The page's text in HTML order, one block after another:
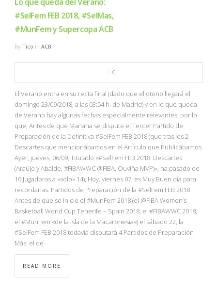
#SelFem FEB 2018, #SelMas,
#MunFem y Supercopa ACB
By Tico in ACB
0
El Verano entra en su recta final (dado que el otoño llegará el
domingo 23/09/2018, a las 03:54 h. de Madrid) y en lo que queda
de Verano hay algunas fechas especialmente relevantes, por lo
que, Antes de que Mañana se dispute el Tercer Partido de
Preparación de la Definitiva #SelFem FEB 2018 (que tras los 2
Descartes que mencionábamos en el Artículo que Publicábamos
Ayer, jueves, 06/09, Titulado «#SelFem FEB 2018: Descartes
(Araújo y Abalde, #FIBAWWC @FIBA, Ouviña MVP)«, ha pasado de
16 Jugadoras a «sólo» 14), Hoy, viernes 07, es Muy Buen día para
recordarlas. Partidos de Preparación de la #SelFem FEB 2018
Antes de que se Inicie el #MunFem 2018 (el @FIBA Women’s
Basketball World Cup Tenerife – Spain 2018, el #FIBAWWC 2018,
el #MunFem «de la isla de la Macaronesia«) el sábado 22, la
#SelFem FEB 2018 todavía disputará 4 Partidos de Preparación
Más: el de
READ MORE